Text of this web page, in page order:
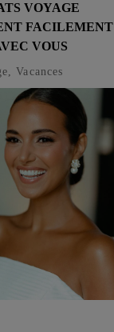
VOYAGE
FACILEMENT
VOUS
Vacances